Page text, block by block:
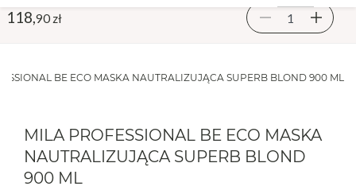
BE ECO MASKA NAUTRALIZUJĄCA SUPERB BLOND 900 ML
MILA PROFESSIONAL BE ECO MASKA
NAUTRALIZUJĄCA SUPERB BLOND
900 ML
118, 90 zł